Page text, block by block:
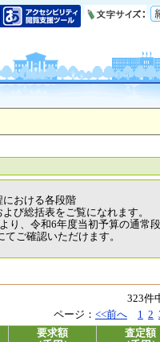
における各段階
び総括表をご覧になれます。
り、令和6年度当初予算の通常
ご確認いただけます。
323件
ページ： <<前へ 1 2
要求額
査定額